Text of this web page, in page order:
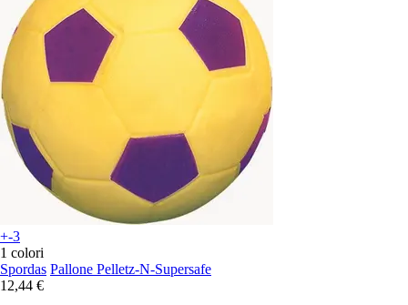
+-3
1 colori
Spordas Pallone Pelletz-N-Supersafe
12,44 €